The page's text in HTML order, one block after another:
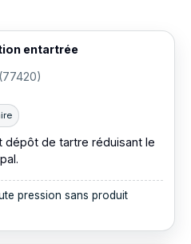
entartrée
dépôt de tartre réduisant le
pression sans produit